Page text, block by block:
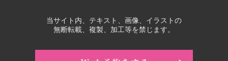
当サイト内、テキスト、画像、イラストの
無断転載、複製、加工等を禁じます。